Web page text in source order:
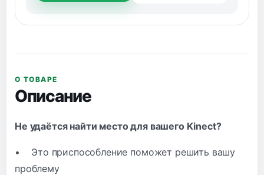
О ТОВАРЕ
Описание
Не удаётся найти место для вашего Kinect?
• Это приспособление поможет решить вашу
проблему